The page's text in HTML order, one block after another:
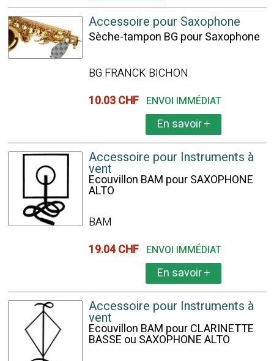
Accessoire pour Saxophone
Sèche-tampon BG pour Saxophone
BG FRANCK BICHON
10.03 CHF ENVOI IMMÉDIAT
En savoir+
Accessoire pour Instruments à
vent
Ecouvillon BAM pour SAXOPHONE
ALTO
BAM
19.04 CHF ENVOI IMMÉDIAT
En savoir+
Accessoire pour Instruments à
vent
Ecouvillon BAM pour CLARINETTE
BASSE ou SAXOPHONE ALTO